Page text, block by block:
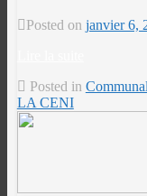
Posted on janvier 6,
Posted in
LA CENI